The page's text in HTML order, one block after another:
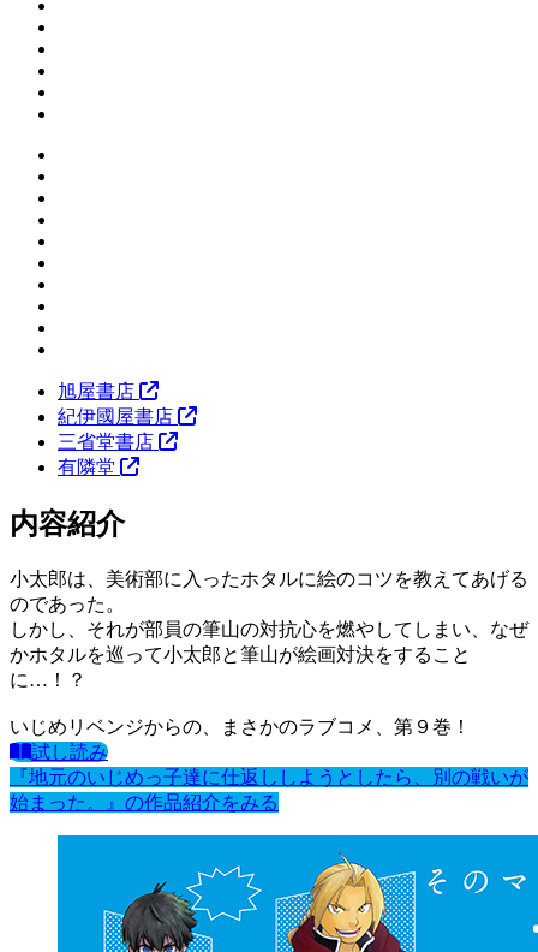
旭屋書店
紀伊國屋書店
三省堂書店
有隣堂
内容紹介
小太郎は、美術部に入ったホタルに絵のコツを教えてあげる
のであった。
しかし、それが部員の筆山の対抗心を燃やしてしまい、なぜ
かホタルを巡って小太郎と筆山が絵画対決をすること
に…！？
いじめリベンジからの、まさかのラブコメ、第９巻！
試し読み
『地元のいじめっ子達に仕返ししようとしたら、別の戦いが
始まった。』の作品紹介をみる